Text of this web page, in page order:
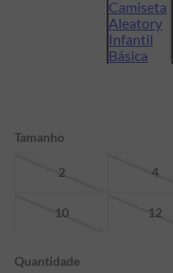
Tamanho
2 4
10 12
Quantidade